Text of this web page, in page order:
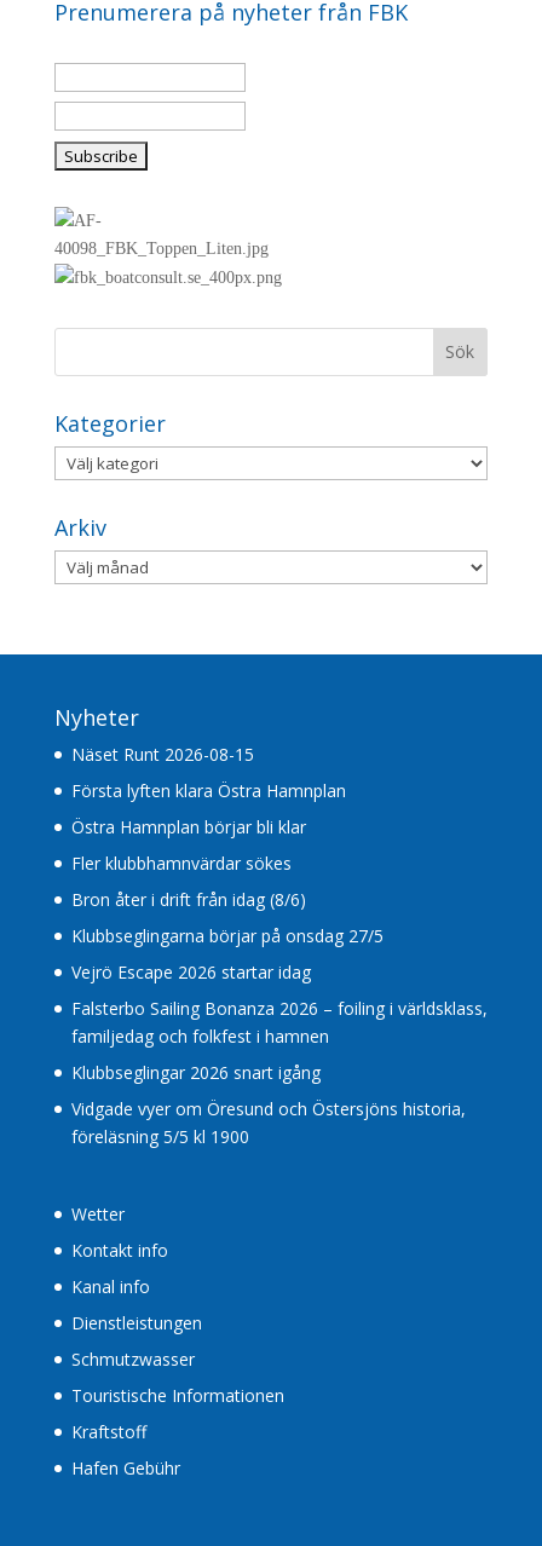
Prenumerera på nyheter från FBK
Kategorier
Kategorier
Arkiv
Arkiv
Nyheter
Näset Runt 2026-08-15
Första lyften klara Östra Hamnplan
Östra Hamnplan börjar bli klar
Fler klubbhamnvärdar sökes
Bron åter i drift från idag (8/6)
Klubbseglingarna börjar på onsdag 27/5
Vejrö Escape 2026 startar idag
Falsterbo Sailing Bonanza 2026 – foiling i världsklass,
familjedag och folkfest i hamnen
Klubbseglingar 2026 snart igång
Vidgade vyer om Öresund och Östersjöns historia,
föreläsning 5/5 kl 1900
Wetter
Kontakt info
Kanal info
Dienstleistungen
Schmutzwasser
Touristische Informationen
Kraftstoff
Hafen Gebühr